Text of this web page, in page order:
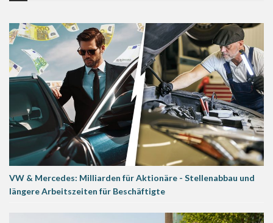
VW & Mercedes: Milliarden für Aktionäre - Stellenabbau und
längere Arbeitszeiten für Beschäftigte